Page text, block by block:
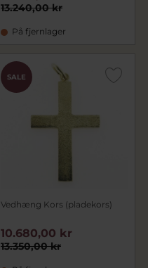
13.240,00 kr
På fjernlager
SALE
Vedhæng Kors (pladekors)
13.350,00 kr
10.680,00 kr